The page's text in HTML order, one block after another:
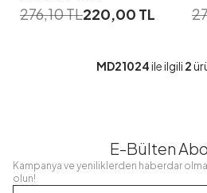
276,10TL220,00 TL
MD21024ile ilgili 2
E-Bülten
Kampanya ve yeniliklerden haberdar
olun!